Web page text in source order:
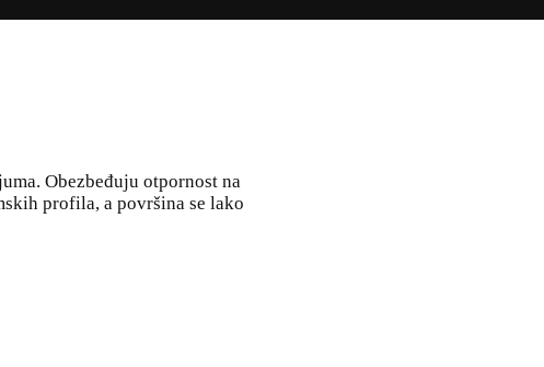
Obezbeđuju otpornost na
profila, a površina se lako